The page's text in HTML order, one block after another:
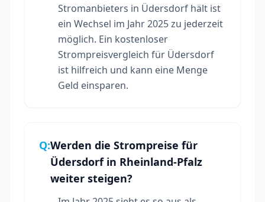
Stromanbieters in Üdersdorf hält ist
ein Wechsel im Jahr 2025 zu jederzeit
möglich. Ein kostenloser
Strompreisvergleich für Üdersdorf
ist hilfreich und kann eine Menge
Geld einsparen.
Q:Werden die Strompreise für
Üdersdorf in Rheinland-Pfalz
weiter steigen?